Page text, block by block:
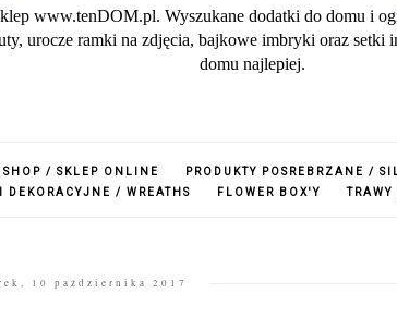
www.tenDOM.pl. Wyszukane dodatki do domu i
urocze ramki na zdjęcia, bajkowe imbryki oraz
domu najlepiej.
/ SKLEP ONLINE PRODUKTY POSREBRZANE /
DEKORACYJNE / WREATHS FLOWER BOX'Y TRAWY
10 października 2017